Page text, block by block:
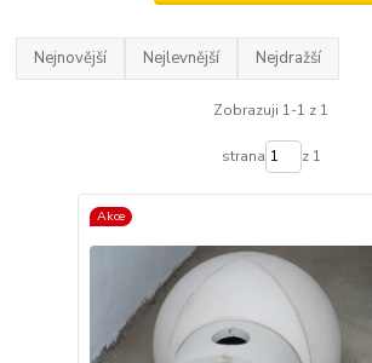
Nejnovější Nejlevnější Nejdražší
Zobrazuji 1-1 z 1
strana z 1
Akce